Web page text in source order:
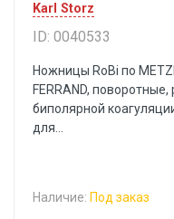
Karl Storz
ID: 0040533
Ножницы RoBi пo
FERRAND,
биполярной
для...
Наличие: Под заказ